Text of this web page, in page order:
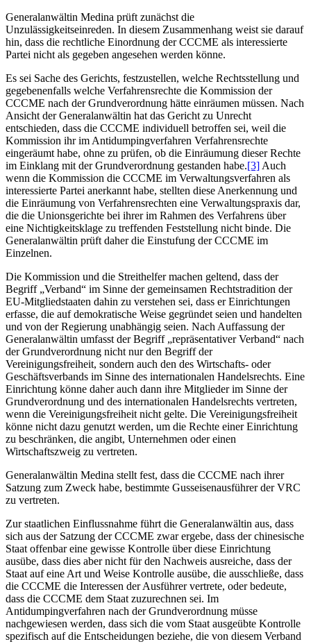
Generalanwältin Medina prüft zunächst die
Unzulässigkeitseinreden. In diesem Zusammenhang weist sie darauf
hin, dass die rechtliche Einordnung der CCCME als interessierte
Partei nicht als gegeben angesehen werden könne.
Es sei Sache des Gerichts, festzustellen, welche Rechtsstellung und
gegebenenfalls welche Verfahrensrechte die Kommission der
CCCME nach der Grundverordnung hätte einräumen müssen. Nach
Ansicht der Generalanwältin hat das Gericht zu Unrecht
entschieden, dass die CCCME individuell betroffen sei, weil die
Kommission ihr im Antidumpingverfahren Verfahrensrechte
eingeräumt habe, ohne zu prüfen, ob die Einräumung dieser Rechte
im Einklang mit der Grundverordnung gestanden habe.[3] Auch
wenn die Kommission die CCCME im Verwaltungsverfahren als
interessierte Partei anerkannt habe, stellten diese Anerkennung und
die Einräumung von Verfahrensrechten eine Verwaltungspraxis dar,
die die Unionsgerichte bei ihrer im Rahmen des Verfahrens über
eine Nichtigkeitsklage zu treffenden Feststellung nicht binde. Die
Generalanwältin prüft daher die Einstufung der CCCME im
Einzelnen.
Die Kommission und die Streithelfer machen geltend, dass der
Begriff „Verband“ im Sinne der gemeinsamen Rechtstradition der
EU-Mitgliedstaaten dahin zu verstehen sei, dass er Einrichtungen
erfasse, die auf demokratische Weise gegründet seien und handelten
und von der Regierung unabhängig seien. Nach Auffassung der
Generalanwältin umfasst der Begriff „repräsentativer Verband“ nach
der Grundverordnung nicht nur den Begriff der
Vereinigungsfreiheit, sondern auch den des Wirtschafts- oder
Geschäftsverbands im Sinne des internationalen Handelsrechts. Eine
Einrichtung könne daher auch dann ihre Mitglieder im Sinne der
Grundverordnung und des internationalen Handelsrechts vertreten,
wenn die Vereinigungsfreiheit nicht gelte. Die Vereinigungsfreiheit
könne nicht dazu genutzt werden, um die Rechte einer Einrichtung
zu beschränken, die angibt, Unternehmen oder einen
Wirtschaftszweig zu vertreten.
Generalanwältin Medina stellt fest, dass die CCCME nach ihrer
Satzung zum Zweck habe, bestimmte Gusseisenausführer der VRC
zu vertreten.
Zur staatlichen Einflussnahme führt die Generalanwältin aus, dass
sich aus der Satzung der CCCME zwar ergebe, dass der chinesische
Staat offenbar eine gewisse Kontrolle über diese Einrichtung
ausübe, dass dies aber nicht für den Nachweis ausreiche, dass der
Staat auf eine Art und Weise Kontrolle ausübe, die ausschließe, dass
die CCCME die Interessen der Ausführer vertrete, oder bedeute,
dass die CCCME dem Staat zuzurechnen sei. Im
Antidumpingverfahren nach der Grundverordnung müsse
nachgewiesen werden, dass sich die vom Staat ausgeübte Kontrolle
spezifisch auf die Entscheidungen beziehe, die von diesem Verband